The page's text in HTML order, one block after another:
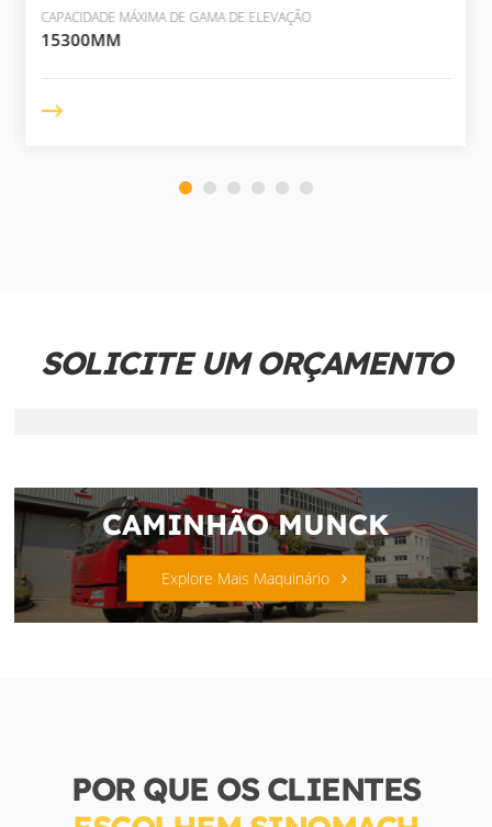
CAPACIDADE MÁXIMA DE GAMA DE ELEVAÇÃO
15300MM
SOLICITE UM ORÇAMENTO
CAMINHÃO MUNCK
Explore Mais Maquinário
POR QUE OS CLIENTES